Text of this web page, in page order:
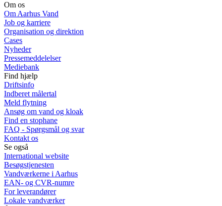
Om os
Om Aarhus Vand
Job og karriere
Organisation og direktion
Cases
Nyheder
Pressemeddelelser
Mediebank
Find hjælp
Driftsinfo
Indberet målertal
Meld flytning
Ansøg om vand og kloak
Find en stophane
FAQ - Spørgsmål og svar
Kontakt os
Se også
International website
Besøgstjenesten
Vandværkerne i Aarhus
EAN- og CVR-numre
For leverandører
Lokale vandværker